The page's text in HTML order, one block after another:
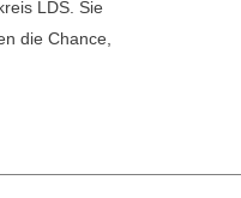
LDS. Sie
die Chance,